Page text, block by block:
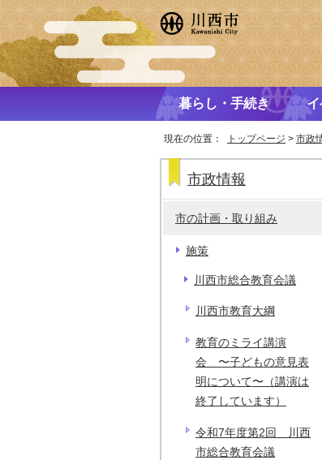
暮らし・手続き
現在の位置： トップページ > 市政
市政情報
市の計画・取り組み
施策
川西市総合教育会議
川西市教育大綱
教育のミライ講演
会 〜子どもの意見表
明について〜（講演は
終了しています）
令和7年度第2回 川西
市総合教育会議